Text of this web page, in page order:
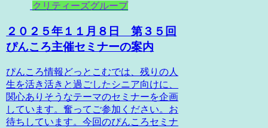
クリティーズグループ
２０２５年１１月８日 第３５回
ぴんころ主催セミナーの案内
ぴんころ情報どっとこむでは、残りの人
生を活き活きと過ごしたシニア向けに、
関心ありそうなテーマのセミナーを企画
しています。奮ってご参加ください。お
待ちしています。今回のぴんころセミナ